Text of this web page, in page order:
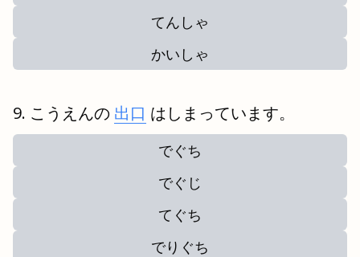
てんしゃ
かいしゃ
こうえんの 出口 はしまっています。
でぐち
でぐじ
てぐち
でりぐち